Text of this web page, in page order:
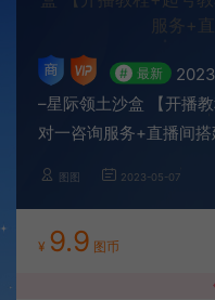
# 最新
–星际领土沙盒 【开播
对一咨询服务+直播间搭
图图 2023-05-07
¥ 9.9 图币